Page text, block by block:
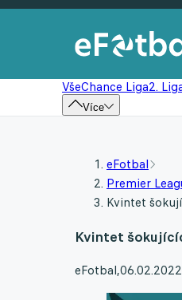
VšeChance Liga2.
Více
eFotbal
Premier
Kvintet
Kvintet
eFotbal,